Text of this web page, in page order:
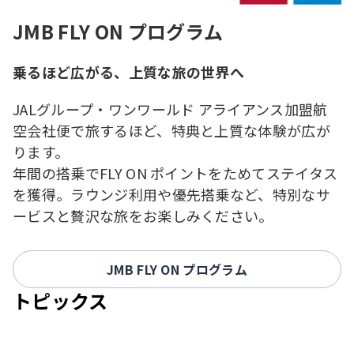
JMB FLY ON プログラム
乗るほど広がる、上質な旅の世界へ
JALグループ・ワンワールド アライアンス加盟航
空会社便で旅するほど、特典と上質な体験が広が
ります。
年間の搭乗でFLY ON ポイントをためてステイタス
を獲得。ラウンジ利用や優先搭乗など、特別なサ
ービスと贅沢な旅をお楽しみください。
JMB FLY ON プログラム
トピックス